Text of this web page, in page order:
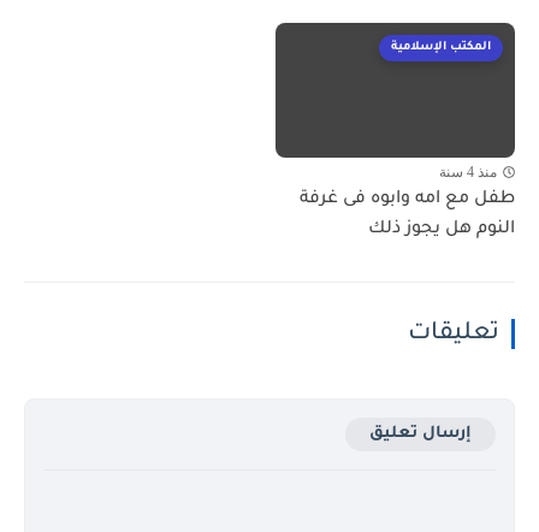
المكتب الإسلامية
منذ 4 سنة
طفل مع امه وابوه فى غرفة
النوم هل يجوز ذلك
تعليقات
إرسال تعليق